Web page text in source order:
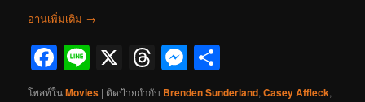
อ่านเพิ่มเติม →
Facebook
Line
X Threads
Messenger
โพสท์ในMovies | ติดป้ายกำกับ Brenden Sunderland,Casey Affleck,